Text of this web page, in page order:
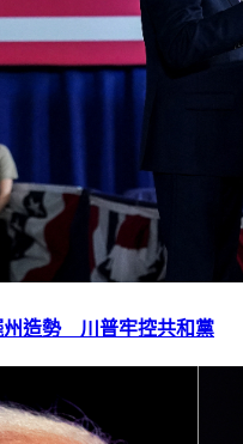
州造勢 川普牢控共和黨